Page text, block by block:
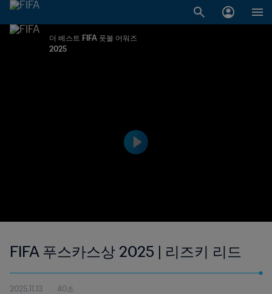
더 베스트 FIFA 풋볼 어워즈
2025
FIFA 푸스카스상 2025 | 리즈키 리드
2025.11.13 40초